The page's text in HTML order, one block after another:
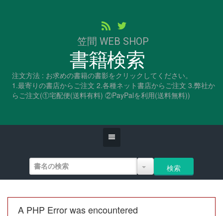
笠間 WEB SHOP
書籍検索
注文方法 : お求めの書籍の書影をクリックしてください。
1.最寄りの書店からご注文 2.各種ネット書店からご注文 3.弊社か
らご注文(①宅配便(送料有料) ②PayPalを利用(送料無料))
A PHP Error was encountered